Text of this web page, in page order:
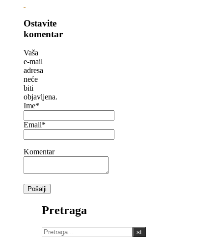
Ostavite
komentar
Vaša
e-mail
adresa
neće
biti
objavljena.
Ime*
Email*
Komentar
Pretraga